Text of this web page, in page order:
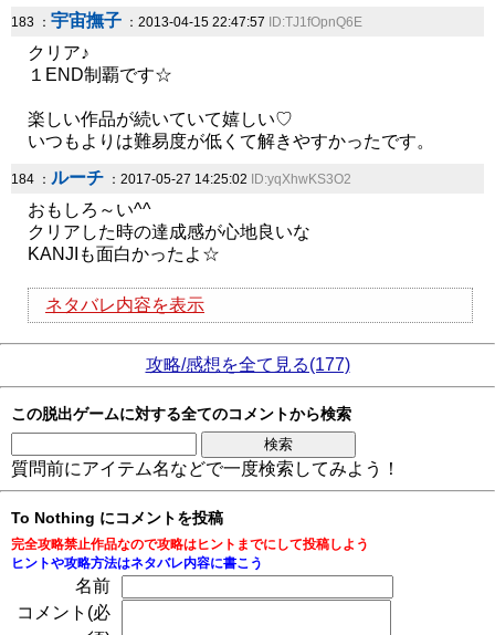
183 ： 宇宙撫子 ：2013-04-15 22:47:57 ID:TJ1fOpnQ6E
クリア♪
１END制覇です☆
楽しい作品が続いていて嬉しい♡
いつもよりは難易度が低くて解きやすかったです。
184 ： ルーチ ：2017-05-27 14:25:02 ID:yqXhwKS3O2
おもしろ～い^^
クリアした時の達成感が心地良いな
KANJIも面白かったよ☆
ネタバレ内容を表示
攻略/感想を全て見る(177)
この脱出ゲームに対する全てのコメントから検索
質問前にアイテム名などで一度検索してみよう！
To Nothing にコメントを投稿
完全攻略禁止作品なので攻略はヒントまでにして投稿しよう
ヒントや攻略方法はネタバレ内容に書こう
名前
コメント(必